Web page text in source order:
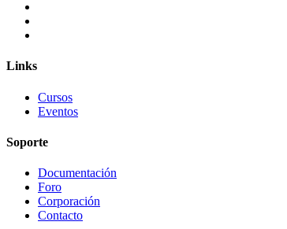
Links
Cursos
Eventos
Soporte
Documentación
Foro
Corporación
Contacto